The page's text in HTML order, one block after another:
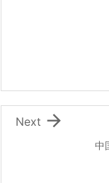
中

Next